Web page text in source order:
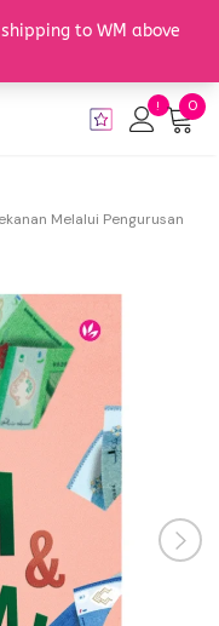
0
Melalui Pengurusan